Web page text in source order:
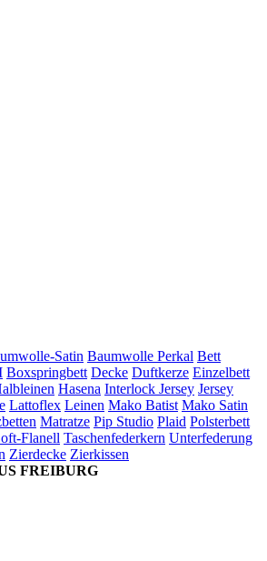
Satin Baumwolle Perkal Bett
Boxspringbett Decke Duftkerze Einzelbett
Hasena Interlock Jersey Jersey
Lattoflex Leinen Mako Batist Mako Satin
Matratze Pip Studio Plaid Polsterbett
Flanell Taschenfederkern Unterfederung
Zierdecke Zierkissen
FREIBURG